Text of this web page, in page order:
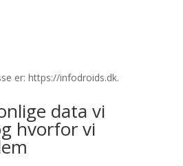
er: https://infodroids.dk.
data vi
hvorfor vi